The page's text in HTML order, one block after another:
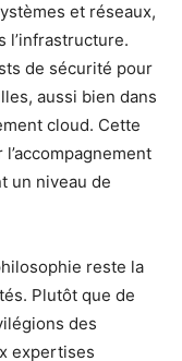
et réseaux,
l’infrastructure.
de sécurité pour
aussi bien dans
cloud. Cette
un niveau de
reste la
Plutôt que de
des
expertises